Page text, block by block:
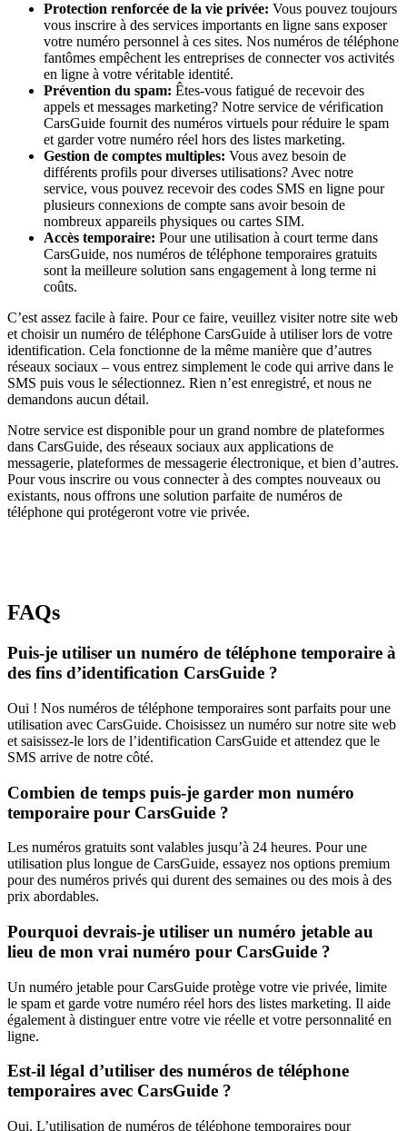
Protection renforcée de la vie privée: Vous pouvez toujours
vous inscrire à des services importants en ligne sans exposer
votre numéro personnel à ces sites. Nos numéros de téléphone
fantômes empêchent les entreprises de connecter vos activités
en ligne à votre véritable identité.
Prévention du spam: Êtes-vous fatigué de recevoir des
appels et messages marketing? Notre service de vérification
CarsGuide fournit des numéros virtuels pour réduire le spam
et garder votre numéro réel hors des listes marketing.
Gestion de comptes multiples: Vous avez besoin de
différents profils pour diverses utilisations? Avec notre
service, vous pouvez recevoir des codes SMS en ligne pour
plusieurs connexions de compte sans avoir besoin de
nombreux appareils physiques ou cartes SIM.
Accès temporaire: Pour une utilisation à court terme dans
CarsGuide, nos numéros de téléphone temporaires gratuits
sont la meilleure solution sans engagement à long terme ni
coûts.
C’est assez facile à faire. Pour ce faire, veuillez visiter notre site web
et choisir un numéro de téléphone CarsGuide à utiliser lors de votre
identification. Cela fonctionne de la même manière que d’autres
réseaux sociaux – vous entrez simplement le code qui arrive dans le
SMS puis vous le sélectionnez. Rien n’est enregistré, et nous ne
demandons aucun détail.
Notre service est disponible pour un grand nombre de plateformes
dans CarsGuide, des réseaux sociaux aux applications de
messagerie, plateformes de messagerie électronique, et bien d’autres.
Pour vous inscrire ou vous connecter à des comptes nouveaux ou
existants, nous offrons une solution parfaite de numéros de
téléphone qui protégeront votre vie privée.
FAQs
Puis-je utiliser un numéro de téléphone temporaire à
des fins d’identification CarsGuide ?
Oui ! Nos numéros de téléphone temporaires sont parfaits pour une
utilisation avec CarsGuide. Choisissez un numéro sur notre site web
et saisissez-le lors de l’identification CarsGuide et attendez que le
SMS arrive de notre côté.
Combien de temps puis-je garder mon numéro
temporaire pour CarsGuide ?
Les numéros gratuits sont valables jusqu’à 24 heures. Pour une
utilisation plus longue de CarsGuide, essayez nos options premium
pour des numéros privés qui durent des semaines ou des mois à des
prix abordables.
Pourquoi devrais-je utiliser un numéro jetable au
lieu de mon vrai numéro pour CarsGuide ?
Un numéro jetable pour CarsGuide protège votre vie privée, limite
le spam et garde votre numéro réel hors des listes marketing. Il aide
également à distinguer entre votre vie réelle et votre personnalité en
ligne.
Est-il légal d’utiliser des numéros de téléphone
temporaires avec CarsGuide ?
Oui. L’utilisation de numéros de téléphone temporaires pour